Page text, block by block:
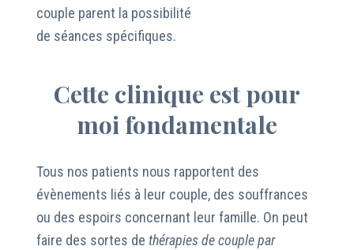
couple parent la possibilité
de séances spécifiques.
Cette clinique est pour
moi fondamentale
Tous nos patients nous rapportent des
évènements liés à leur couple, des souffrances
ou des espoirs concernant leur famille. On peut
faire des sortes dethérapies de couple par